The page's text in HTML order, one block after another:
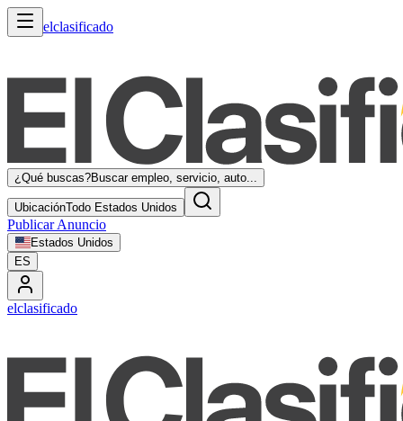
elclasificado
¿Qué buscas?Buscar empleo, servicio, auto...
UbicaciónTodo Estados Unidos
Publicar Anuncio
Estados Unidos
ES
elclasificado